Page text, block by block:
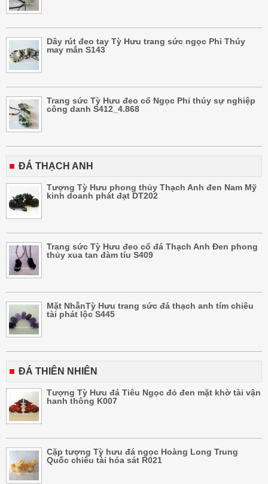
Dây rút đeo tay Tỳ Hưu trang sức ngọc Phỉ Thúy
may mắn S143
Trang sức Tỳ Hưu đeo cổ Ngọc Phỉ thúy sự nghiệp
công danh S412_4.868
ĐÁ THẠCH ANH
Tượng Tỳ Hưu phong thủy Thạch Anh đen Nam Mỹ
kinh doanh phát đạt DT202
Trang sức Tỳ Hưu đeo cổ đá Thạch Anh Đen phong
thủy xua tan đàm tíu S409
Mặt NhẫnTỳ Hưu trang sức đá thạch anh tím chiêu
tài phát lộc S445
ĐÁ THIÊN NHIÊN
Tượng Tỳ Hưu đá Tiêu Ngọc đỏ đen mặt khờ tài vận
hanh thông K007
Cặp tượng Tỳ hưu đá ngọc Hoàng Long Trung
Quốc chiêu tài hóa sát R021